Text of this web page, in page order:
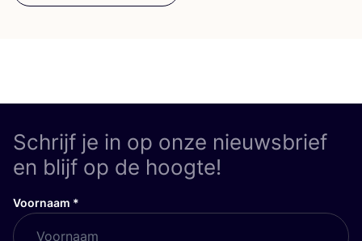
Schrijf je in op onze nieuwsbrief
en blijf op de hoogte!
Voornaam *